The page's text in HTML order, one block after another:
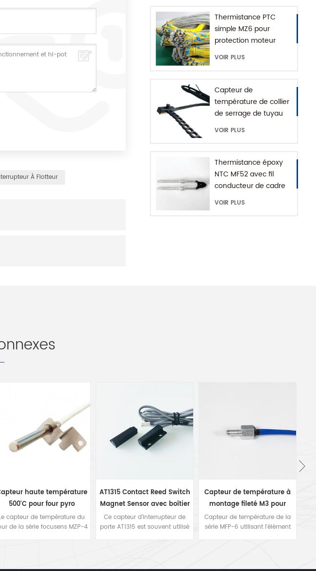
Thermistance PTC
simple MZ6 pour
protection moteur
avec plage +60-180'C
VOIR PLUS
Capteur de
température de collier
de serrage de tuyau
d'eau série MFE-1
VOIR PLUS
Thermistance époxy
NTC MF52 avec fil
conducteur de cadre
VOIR PLUS
À Flotteur
haute température
500'C pour four pyro
capteur de température du
de la série focusens MZP-4
AT1315 Contact Reed Switch
Magnet Sensor avec boîtier
ABS pour porte de
réfrigérateur
Ce capteur d'interrupteur de
porte AT1315 est souvent utilisé
Capteur de température à
montage fileté M3 pour
appareil de cuisson série
MFP
Capteur de température de la
série MFP-6 utilisant l'élément